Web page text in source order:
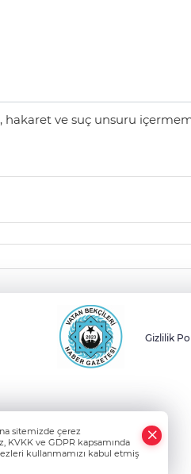
ve suç unsuru
Gizlilik
sitemizde çerez
KVKK ve GDPR kapsamında
kullanmamızı kabul etmiş